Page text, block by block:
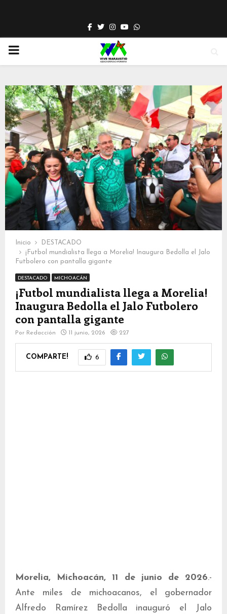
Facebook
TwitterInstagram
YoutubeWhatsapp
PRIMARY
Inicio
DESTACADO
¡Futbol mundialista llega a Morelia! Inaugura Bedolla el Jalo
Futbolero con pantalla gigante
DESTACADO MICHOACÁN
¡Futbol mundialista llega a Morelia!
Inaugura Bedolla el Jalo Futbolero
con pantalla gigante
Por Redacción 11 junio, 2026 227
COMPARTE! 6
Morelia, Michoacán, 11 de junio de 2026.-
Ante miles de michoacanos, el gobernador
Alfredo Ramírez Bedolla inauguró el Jalo